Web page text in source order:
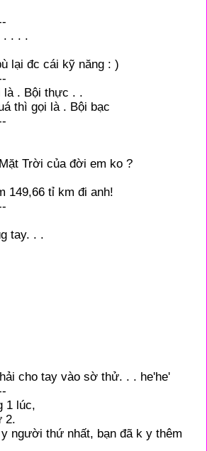
. . . .
lại đc cái kỹ năng : )
là . Bội thực . .
thì gọi là . Bội bạc
Trời của đời em ko ?
149,66 tỉ km đi anh!
tay. . .
cho tay vào sờ thử. . . he'he'
1 lúc,
2.
người thứ nhất, bạn đã k y thêm